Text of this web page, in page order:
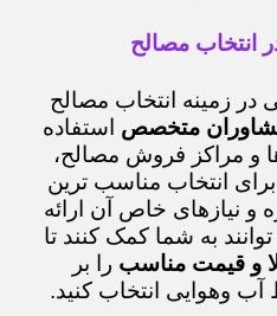
زمینه انتخاب مصالح
متخصص استفاده
و مراکز فروش مصالح،
برای انتخاب مناسب ترین
و نیازهای خاص آن ارائه
به شما کمک کنند تا
و قیمت مناسب را بر
وهوایی انتخاب کنید.